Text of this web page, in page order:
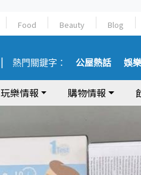
Food Beauty Blog
熱門關鍵字： 公屋熱話 娛
玩樂情報 購物情報